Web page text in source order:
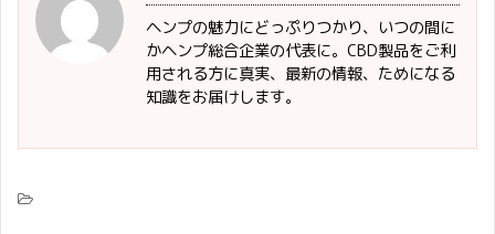
ヘンプの魅力にどっぷりつかり、いつの間に
かヘンプ総合企業の代表に。CBD製品をご利
用される方に真実、最新の情報、ためになる
知識をお届けします。